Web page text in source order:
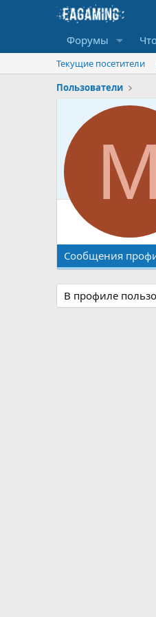
Форумы
Текущие посетители
Пользователи
M
Сообщения
В профиле